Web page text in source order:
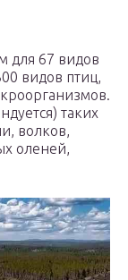
для 67 видов
видов птиц,
таких
волков,
оленей,